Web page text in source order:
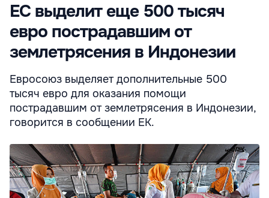
ЕС выделит еще 500 тысяч
евро пострадавшим от
землетрясения в Индонезии
Евросоюз выделяет дополнительные 500
тысяч евро для оказания помощи
пострадавшим от землетрясения в Индонезии,
говорится в сообщении ЕК.